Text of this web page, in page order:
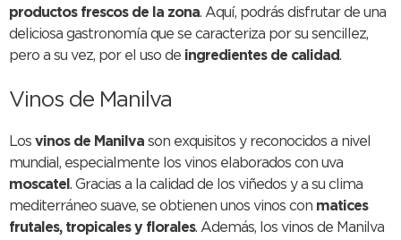
productos frescos de la zona. Aquí, podrás disfrutar de una
deliciosa gastronomía que se caracteriza por su sencillez,
pero a su vez, por el uso de ingredientes de calidad.
Vinos de Manilva
Los vinos de Manilva son exquisitos y reconocidos a nivel
mundial, especialmente los vinos elaborados con uva
moscatel . Gracias a la calidad de los viñedos y a su clima
mediterráneo suave, se obtienen unos vinos con matices
frutales, tropicales y florales. Además, los vinos de Manilva